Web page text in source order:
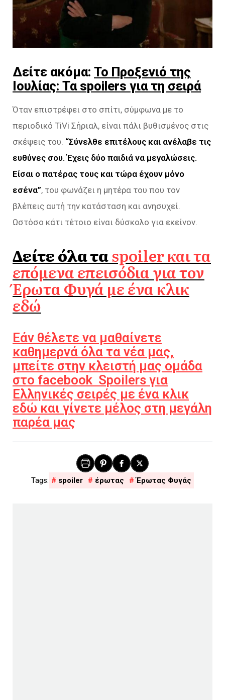
Δείτε ακόμα: Το Προξενιό της
Ιουλίας: Τα spoilers για τη σειρά
Όταν επιστρέφει στο σπίτι, σύμφωνα με το
περιοδικό TiVi Σήριαλ, είναι πάλι βυθισμένος στις
σκέψεις του. “Σύνελθε επιτέλους και ανέλαβε τις
ευθύνες σου. Έχεις δύο παιδιά να μεγαλώσεις.
Είσαι ο πατέρας τους και τώρα έχουν μόνο
εσένα”, του φωνάζει η μητέρα του που τον
βλέπεις αυτή την κατάσταση και ανησυχεί.
Ωστόσο κάτι τέτοιο είναι δύσκολο για εκείνον.
Δείτε όλα ταspoiler και τα
επόμενα επεισόδια για τον
Έρωτα Φυγά με ένα κλικ
εδώ
Εάν θέλετε να μαθαίνετε
καθημερνά όλα τα νέα μας,
μπείτε στην κλειστή μας ομάδα
στο facebook Spoilers για
Ελληνικές σειρές με ένα κλικ
εδώ και γίνετε μέλος στη μεγάλη
παρέα μας
spoiler έρωτας Έρωτας Φυγάς